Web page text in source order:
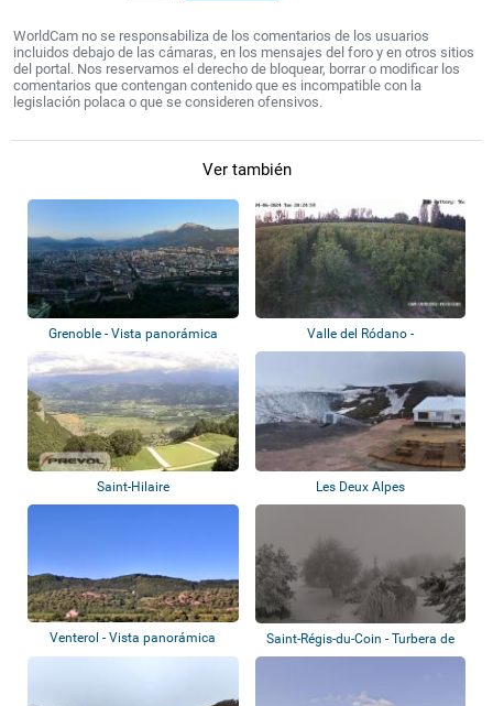
WorldCam no se responsabiliza de los comentarios de los usuarios
incluidos debajo de las cámaras, en los mensajes del foro y en otros sitios
del portal. Nos reservamos el derecho de bloquear, borrar o modificar los
comentarios que contengan contenido que es incompatible con la
legislación polaca o que se consideren ofensivos.
Ver también
Grenoble - Vista panorámica
Valle del Ródano -
Albaricoqueros de Ber...
Saint-Hilaire Les Deux Alpes
Venterol - Vista panorámica
Saint-Régis-du-Coin - Turbera de
Gimel